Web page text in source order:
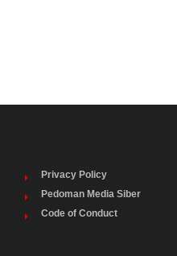
Privacy Policy
Pedoman Media Siber
Code of Conduct